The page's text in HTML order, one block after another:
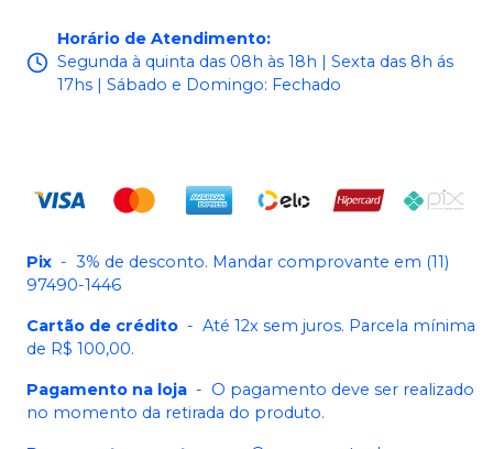
Horário de Atendimento:
Segunda à quinta das 08h às 18h | Sexta das 8h ás
17hs | Sábado e Domingo: Fechado
Pix - 3% de desconto. Mandar comprovante em (11)
97490-1446
Cartão de crédito - Até 12x sem juros. Parcela mínima
de R$ 100,00.
Pagamento na loja - O pagamento deve ser realizado
no momento da retirada do produto.